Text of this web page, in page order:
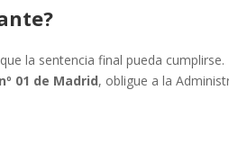
la sentencia final pueda
01 de Madrid, obligue a la